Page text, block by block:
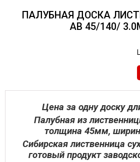
ПАЛУБНАЯ ДОСКА
АВ 45/140/
Цена за одну доску
Палубная из
толщина 45мм,
Сибирская лиственница
готовый продукт